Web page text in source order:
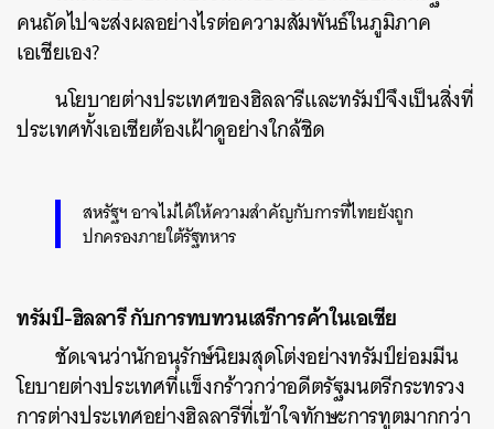
คนถัดไปจะส่งผลอย่างไรต่อความสัมพันธ์ในภูมิภาค
เอเชียเอง?
นโยบายต่างประเทศของฮิลลารีและทรัมป์จึงเป็นสิ่งที่
ประเทศทั้งเอเชียต้องเฝ้าดูอย่างใกล้ชิด
สหรัฐฯ อาจไม่ได้ให้ความสำคัญกับการที่ไทยยังถูก
ปกครองภายใต้รัฐทหาร
ทรัมป์-ฮิลลารี กับการทบทวนเสรีการค้าในเอเชีย
ชัดเจนว่านักอนุรักษ์นิยมสุดโต่งอย่างทรัมป์ย่อมมีน
โยบายต่างประเทศที่แข็งกร้าวกว่าอดีตรัฐมนตรีกระทรวง
การต่างประเทศอย่างฮิลลารีที่เข้าใจทักษะการทูตมากกว่า